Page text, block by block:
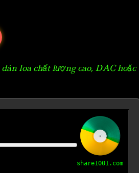
loa chất lượng cao, DAC hoặc
share1001.com